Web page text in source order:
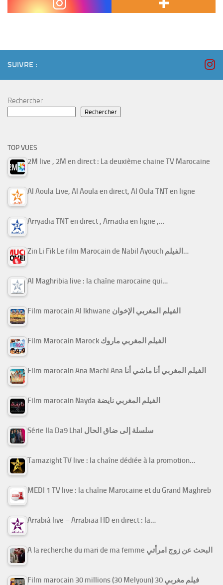
outskirts of the capital, Russia’s Tass news agency reported.…
SUIVRE :
Rechercher
Rechercher
TOP VUES
2M live , 2M en direct : La deuxième chaine TV Marocaine
Al Aoula Live, Al Aoula en direct, Al Oula TNT en ligne
Arryadia TNT en direct , Arriadia en ligne ,…
Zin Li Fik Le film Marocain de Nabil Ayouch الفيلم…
Al Maghribia live : la chaîne marocaine qui…
Film marocain Al Ikhwane الفيلم المغربي الإخوان
Film Marocain Marock الفيلم المغربي ماروك
Film marocain Ana Machi Ana الفيلم المغربي أنا ماشي أنا
Film marocain Nayda الفيلم المغربي نايضة
Série Ila Da9 Lhal سلسلة إلى ضاق الحال
Tamazight TV live : la chaîne dédiée à la promotion…
MEDI 1 TV live : la chaîne Marocaine et du Grand Maghreb
Arrabiâ live – Arrabiaa HD en direct : la…
A la recherche du mari de ma femme البحث عن زوج امرأتي
Film marocain 30 millions (30 Melyoun) فيلم مغربي 30